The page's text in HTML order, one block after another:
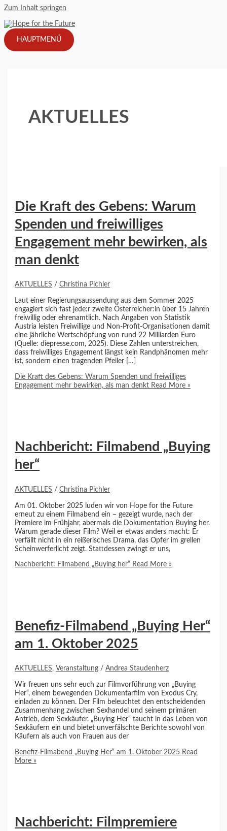
Zum Inhalt springen
HAUPTMENÜ
AKTUELLES
Die Kraft des Gebens: Warum
Spenden und freiwilliges
Engagement mehr bewirken, als
man denkt
AKTUELLES /Christina Pichler
Laut einer Regierungsaussendung aus dem Sommer 2025
engagiert sich fast jede:r zweite Österreicher:in über 15 Jahren
freiwillig oder ehrenamtlich. Nach Angaben von Statistik
Austria leisten Freiwillige und Non-Profit-Organisationen damit
eine jährliche Wertschöpfung von rund 22 Milliarden Euro
(Quelle: diepresse.com, 2025). Diese Zahlen unterstreichen,
dass freiwilliges Engagement längst kein Randphänomen mehr
ist, sondern einen tragenden Pfeiler […]
Die Kraft des Gebens: Warum Spenden und freiwilliges
Engagement mehr bewirken, als man denkt Read More »
Nachbericht: Filmabend „Buying
her“
AKTUELLES /Christina Pichler
Am 01. Oktober 2025 luden wir von Hope for the Future
erneut zu einem Filmabend ein – gezeigt wurde, nach der
Premiere im Frühjahr, abermals die Dokumentation Buying her.
Warum gerade dieser Film? Weil er etwas anders macht: Er
verfällt nicht in ein reißerisches Drama, das Opfer im grellen
Scheinwerferlicht zeigt. Stattdessen zwingt er uns,
Nachbericht: Filmabend „Buying her“ Read More »
Benefiz-Filmabend „Buying Her“
am 1. Oktober 2025
AKTUELLES, Veranstaltung /Andrea Staudenherz
Wir freuen uns sehr euch zur Filmvorführung von „Buying
Her“, einem bewegenden Dokumentarfilm von Exodus Cry,
einladen zu können. Der Film beleuchtet den entscheidenden
Zusammenhang zwischen Sexhandel und seinem primären
Antrieb, dem Sexkäufer. „Buying Her“ taucht in das Leben von
Sexkäufern ein und bietet unverfälschte Berichte sowohl von
Käufern als auch von Frauen aus der
Benefiz-Filmabend „Buying Her“ am 1. Oktober 2025 Read
More »
Nachbericht: Filmpremiere